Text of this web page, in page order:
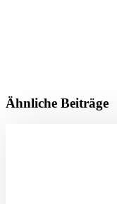
Ähnliche Beiträge